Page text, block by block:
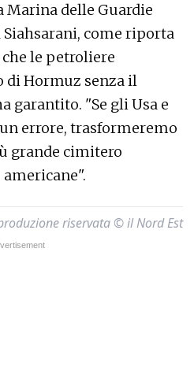
Marina delle Guardie
come riporta
le petroliere
di Hormuz senza il
garantito. "Se gli Usa e
errore, trasformeremo
grande cimitero
riservata © il Nord Est